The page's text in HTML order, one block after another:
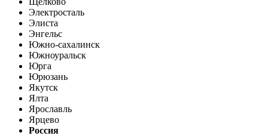
Электросталь
Элиста
Энгельс
Южно-сахалинск
Южноуральск
Юрга
Юрюзань
Якутск
Ялта
Ярославль
Ярцево
Россия